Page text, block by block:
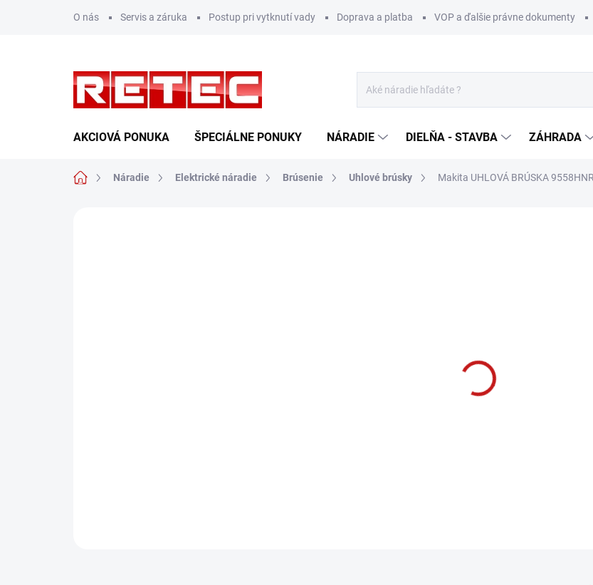
O nás Servis a záruka Postup pri vytknutí vady Doprava a platba VOP a ďalšie právne dokumenty
AKCIOVÁ PONUKA ŠPECIÁLNE PONUKY NÁRADIE DIELŇA - STAVBA ZÁHRADA
DomovNáradie Elektrické náradie Brúsenie Uhlové brúsky Makita UHLOVÁ BRÚSKA